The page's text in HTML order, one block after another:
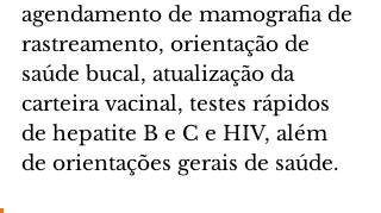
agendamento de mamografia de
rastreamento, orientação de
saúde bucal, atualização da
carteira vacinal, testes rápidos
de hepatite B e C e HIV, além
de orientações gerais de saúde.